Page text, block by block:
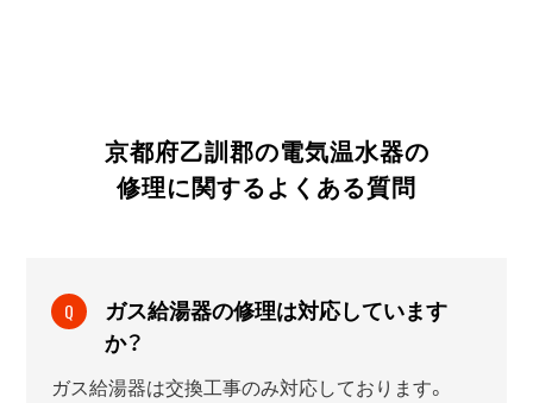
京都府乙訓郡の電気温水器の
修理に関するよくある質問
Q
ガス給湯器の修理は対応しています
か？
ガス給湯器は交換工事のみ対応しております。